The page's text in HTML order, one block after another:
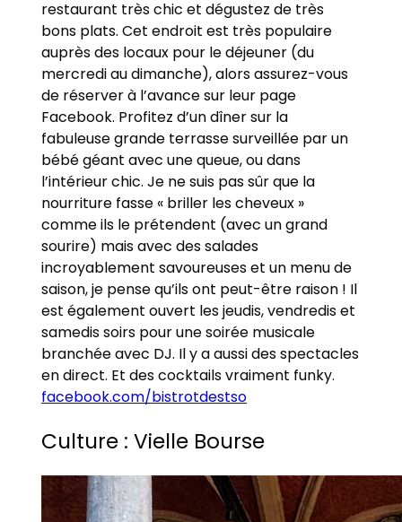
restaurant très chic et dégustez de très
bons plats. Cet endroit est très populaire
auprès des locaux pour le déjeuner (du
mercredi au dimanche), alors assurez-vous
de réserver à l’avance sur leur page
Facebook. Profitez d’un dîner sur la
fabuleuse grande terrasse surveillée par un
bébé géant avec une queue, ou dans
l’intérieur chic. Je ne suis pas sûr que la
nourriture fasse « briller les cheveux »
comme ils le prétendent (avec un grand
sourire) mais avec des salades
incroyablement savoureuses et un menu de
saison, je pense qu’ils ont peut-être raison ! Il
est également ouvert les jeudis, vendredis et
samedis soirs pour une soirée musicale
branchée avec DJ. Il y a aussi des spectacles
en direct. Et des cocktails vraiment funky.
facebook.com/bistrotdestso
Culture : Vielle Bourse